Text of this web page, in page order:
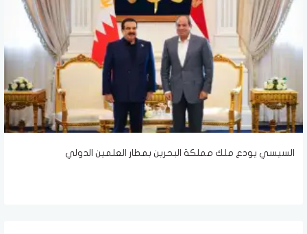
السيسي يودع ملك مملكة البحرين بمطار العلمين الدولي